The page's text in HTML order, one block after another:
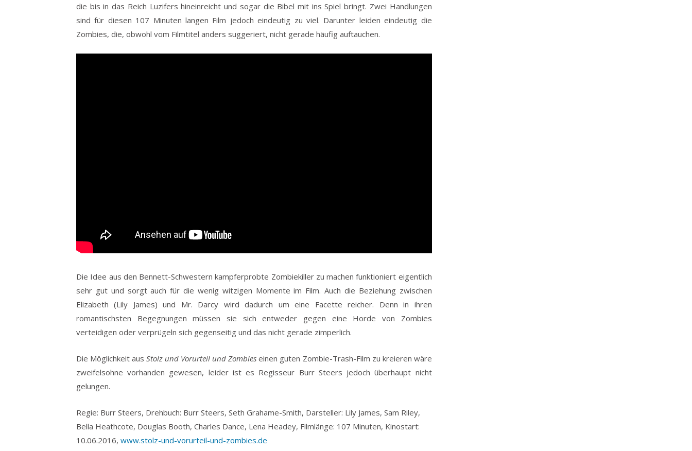
die bis in das Reich Luzifers hineinreicht und sogar die Bibel mit ins Spiel bringt. Zwei Handlungen
sind für diesen 107 Minuten langen Film jedoch eindeutig zu viel. Darunter leiden eindeutig die
Zombies, die, obwohl vom Filmtitel anders suggeriert, nicht gerade häufig auftauchen.
Die Idee aus den Bennett-Schwestern kampferprobte Zombiekiller zu machen funktioniert eigentlich
sehr gut und sorgt auch für die wenig witzigen Momente im Film. Auch die Beziehung zwischen
Elizabeth (Lily James) und Mr. Darcy wird dadurch um eine Facette reicher. Denn in ihren
romantischsten Begegnungen müssen sie sich entweder gegen eine Horde von Zombies
verteidigen oder verprügeln sich gegenseitig und das nicht gerade zimperlich.
Die Möglichkeit ausStolz und Vorurteil und Zombies einen guten Zombie-Trash-Film zu kreieren wäre
zweifelsohne vorhanden gewesen, leider ist es Regisseur Burr Steers jedoch überhaupt nicht
gelungen.
Regie: Burr Steers, Drehbuch: Burr Steers, Seth Grahame-Smith, Darsteller: Lily James, Sam Riley,
Bella Heathcote, Douglas Booth, Charles Dance, Lena Headey, Filmlänge: 107 Minuten, Kinostart:
10.06.2016, www.stolz-und-vorurteil-und-zombies.de